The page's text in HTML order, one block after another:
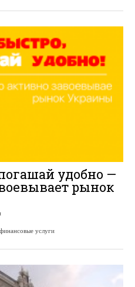
удобно —
рынок
финансовые услуги